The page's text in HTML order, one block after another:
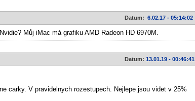
Datum: 6.02.17 - 05:14:02
Můj iMac má grafiku AMD Radeon HD 6970M.
Datum: 13.01.19 - 00:46:41
carky. V pravidelnych rozestupech. Nejlepe jsou videt v 25%